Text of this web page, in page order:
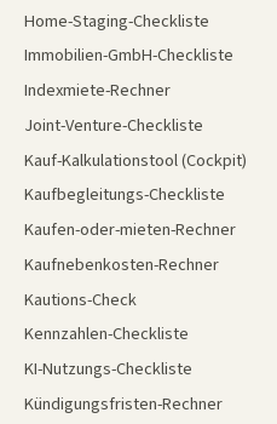
Home-Staging-Checkliste
Immobilien-GmbH-Checkliste
Indexmiete-Rechner
Joint-Venture-Checkliste
Kauf-Kalkulationstool (Cockpit)
Kaufbegleitungs-Checkliste
Kaufen-oder-mieten-Rechner
Kaufnebenkosten-Rechner
Kautions-Check
Kennzahlen-Checkliste
KI-Nutzungs-Checkliste
Kündigungsfristen-Rechner